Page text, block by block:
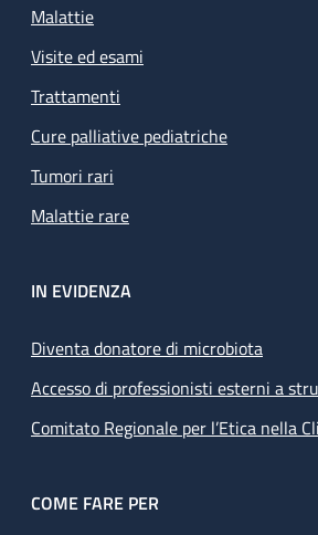
Malattie
Visite ed esami
Trattamenti
Cure palliative pediatriche
Tumori rari
Malattie rare
IN EVIDENZA
Diventa donatore di microbiota
Accesso di professionisti esterni a
Comitato Regionale per l’Etica nella
COME FARE PER